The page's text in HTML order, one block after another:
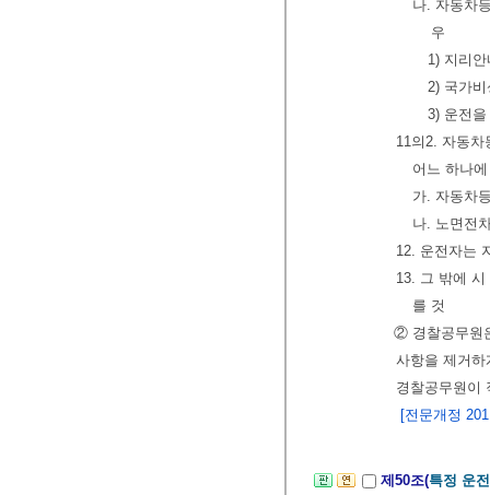
나. 자동차
우
1) 지리
2) 국가
3) 운전
11의2. 자동
어느 하나
가. 자동차
나. 노면전
12. 운전자는
13. 그 밖에
를 것
② 경찰공무원
사항을 제거
경찰공무원이
[전문개정
제50조(특정 운